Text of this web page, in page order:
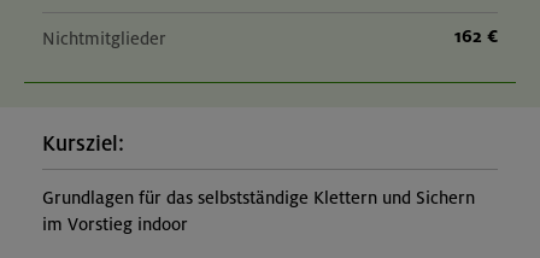
München und Umgebung
01.-03.11.26
Kochelsee
Nichtmitglieder 162 €
Kursziel:
Grundlagen für das selbstständige Klettern und Sichern
im Vorstieg indoor